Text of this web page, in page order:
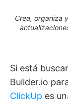
Crea, organiza
Si está
Builder.io
ClickUp es